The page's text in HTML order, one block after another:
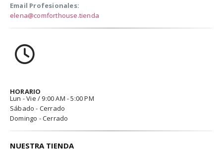
Email Profesionales:
elena@comforthouse.tienda
HORARIO
Lun - Vie / 9:00 AM - 5:00 PM
Sábado - Cerrado
Domingo - Cerrado
NUESTRA TIENDA